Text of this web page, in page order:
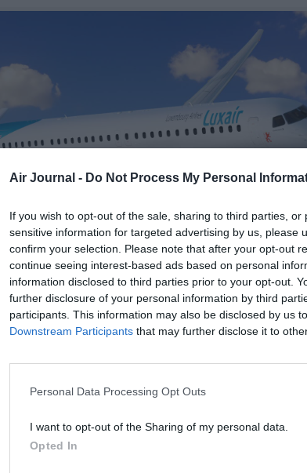
Air Journal - Do Not Process My Personal
If you wish to opt-out of the sale, sharing to third parties,
sensitive information for targeted advertising by us, please
confirm your selection. Please note that after your opt-out
continue seeing interest-based ads based on personal
information disclosed to third parties prior to your opt-out.
further disclosure of your personal information by third
participants. This information may also be disclosed by us
Downstream Participants that may further disclose it to
Personal Data Processing Opt Outs
I want to opt-out of the Sharing of my personal data.
Opted In